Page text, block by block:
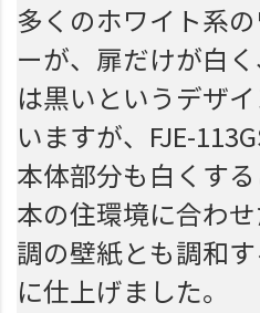
多くのホワイト系
ーが、扉だけが白
は黒いというデザ
いますが、FJE-
本体部分も白くす
本の住環境に合わ
調の壁紙とも調和
に仕上げました。